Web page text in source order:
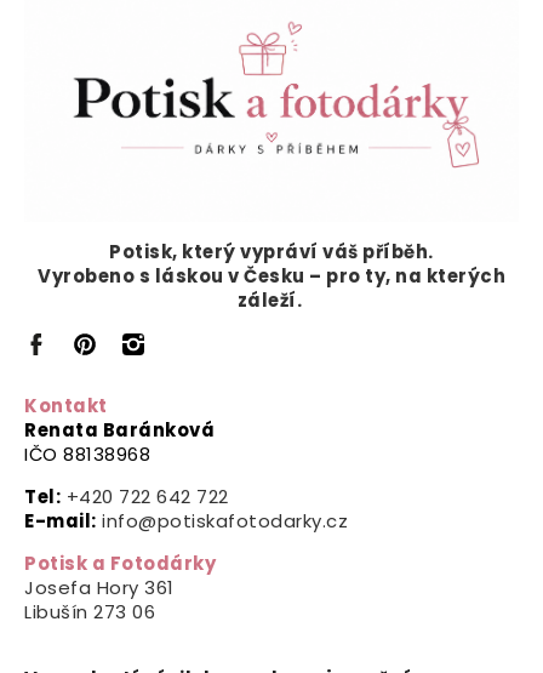
Potisk, který vyprávíváš příběh.
Vyrobeno s láskou v Česku – pro ty, na kterých
záleží.
Kontakt
Renata Baránková
IČO 88138968
Tel: +420 722 642 722
E-mail: info@potiskafotodarky.cz
Potisk a Fotodárky
Josefa Hory 361
Libušín 273 06